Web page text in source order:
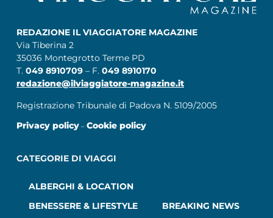
REDAZIONE IL VIAGGIATORE MAGAZINE
Via Tiberina 2
35036 Montegrotto Terme PD
T. 049 8910709 – F. 049 8910170
redazione@ilviaggiatore-magazine.it
Registrazione Tribunale di Padova N. 5109/2005
Privacy policy– Cookie policy
CATEGORIE DI VIAGGI
ALBERGHI & LOCATION
BENESSERE & LIFESTYLE
BREAKING NEWS